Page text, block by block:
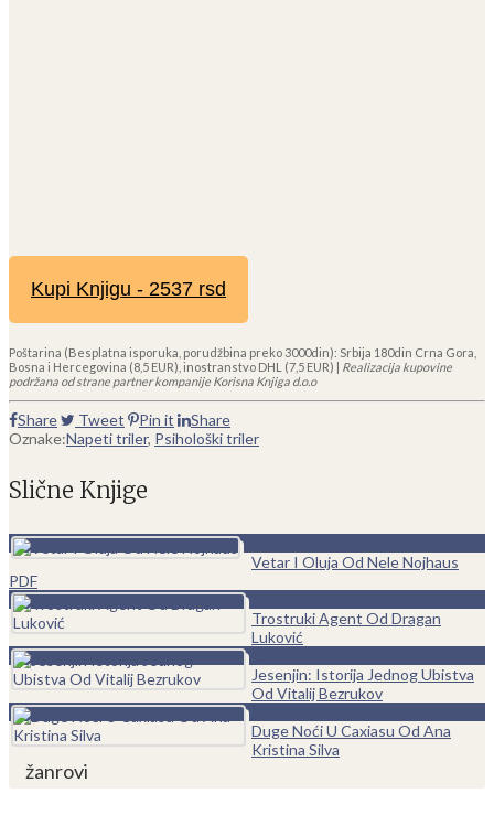
Kupi Knjigu - 2537 rsd
Poštarina (Besplatna isporuka, porudžbina preko 3000din): Srbija 180din Crna Gora,
Bosna i Hercegovina (8,5 EUR), inostranstvo DHL (7,5 EUR) | Realizacija kupovine
podržana od strane partner kompanije Korisna Knjiga d.o.o
Share Tweet Pin it
Share
Oznake:Napeti triler, Psihološki triler
Slične Knjige
Vetar I Oluja Od Nele Nojhaus
PDF
Trostruki Agent Od Dragan
Luković
Jesenjin: Istorija Jednog Ubistva
Od Vitalij Bezrukov
Duge Noći U Caxiasu Od Ana
Kristina Silva
žanrovi